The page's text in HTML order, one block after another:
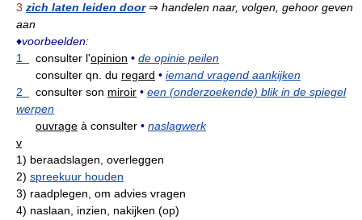
3 zich laten leiden door⇒ handelen naar, volgen, gehoor geven
aan
♦voorbeelden:
1
consulter l'opinion • de opinie peilen
consulter qn. du regard • iemand vragend aankijken
2
consulter son miroir • een (onderzoekende) blik in de spiegel
werpen
ouvrage à consulter • naslagwerk
v
1) beraadslagen, overleggen
2) spreekuur houden
3) raadplegen, om advies vragen
4) naslaan, inzien, nakijken (op)